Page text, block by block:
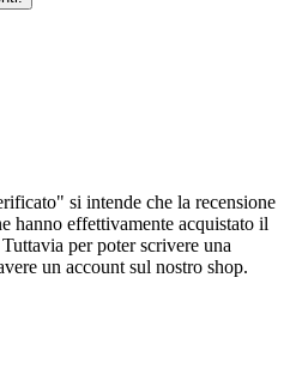
si intende che la recensione
hanno effettivamente acquistato il
per poter scrivere una
un account sul nostro shop.